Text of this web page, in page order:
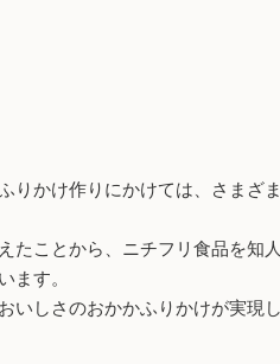
かけ作りにかけては、さまざ
ことから、ニチフリ食品を知
ます。
しさのおかかふりかけが実現